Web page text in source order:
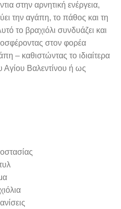
στην αρνητική ενέργεια,
την αγάπη, το πάθος και τη
το βραχιόλι συνδυάζει και
στον φορέα
– καθιστώντας το ιδιαίτερα
Αγίου Βαλεντίνου ή ως